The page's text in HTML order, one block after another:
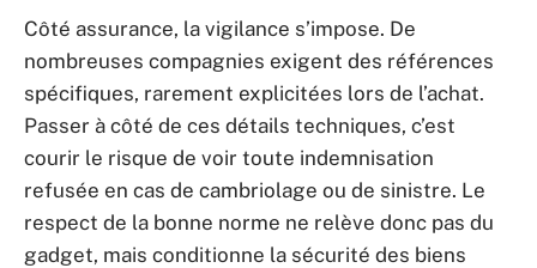
Côté assurance, la vigilance s’impose. De
nombreuses compagnies exigent des références
spécifiques, rarement explicitées lors de l’achat.
Passer à côté de ces détails techniques, c’est
courir le risque de voir toute indemnisation
refusée en cas de cambriolage ou de sinistre. Le
respect de la bonne norme ne relève donc pas du
gadget, mais conditionne la sécurité des biens